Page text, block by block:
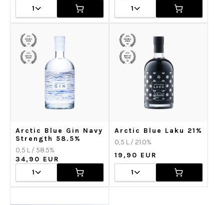
1
1
Arctic Blue Gin Navy
Strength 58.5%
0,5 L / 58.5%
34,90 EUR
1
Arctic Blue Laku 21%
0,5 L / 21.0%
19,90 EUR
1